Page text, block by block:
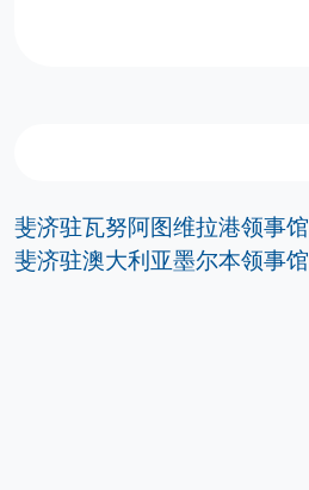
斐济驻瓦努阿图维拉港领事馆
斐济驻澳大利亚墨尔本领事馆